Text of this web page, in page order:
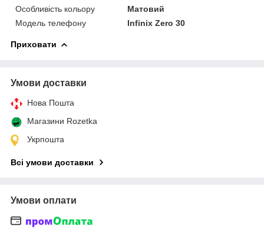
Особливість кольору
Матовий
Модель телефону
Infinix Zero 30
Приховати
Умови доставки
Нова Пошта
Магазини Rozetka
Укрпошта
Всі умови доставки
Умови оплати